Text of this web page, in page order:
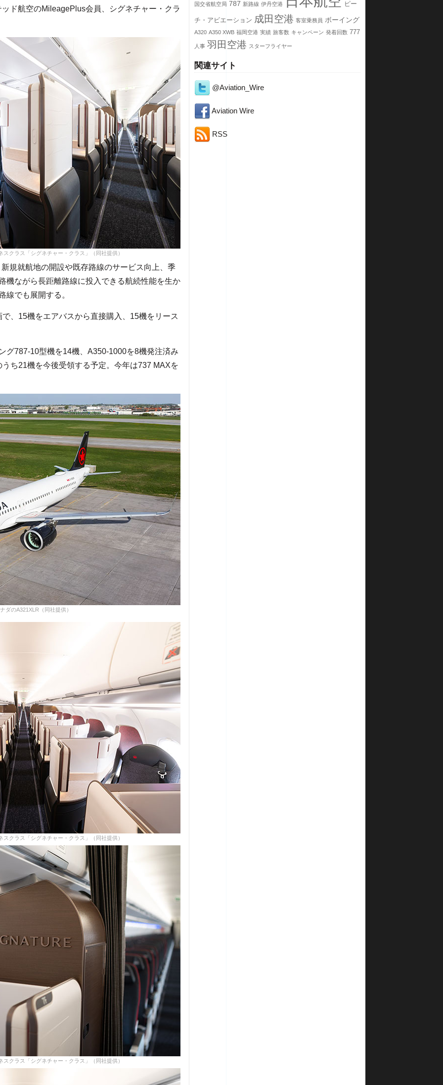
国交省航空局 787 新路線 伊丹空港 ピー
チ・アビエーション 成田空港 客室乗務員 ボーイング
A320 A350 XWB 福岡空港 実績 旅客数 キャンペーン 発着回数 777
人事 羽田空港 スターフライヤー
関連サイト
@Aviation_Wire
Aviation Wire
RSS
ド航空のMileagePlus会員、シグネチャー・クラ
スクラス「シグネチャー・クラス」（同社提供）
就航地の開設や既存路線のサービス向上、季
機ながら長距離路線に投入できる航続性能を生か
線でも展開する。
、15機をエアバスから直接購入、15機をリース
787-10型機を14機、A350-1000を8機発注済み
ち21機を今後受領する予定。今年は737 MAXを
ダのA321XLR（同社提供）
スクラス「シグネチャー・クラス」（同社提供）
スクラス「シグネチャー・クラス」（同社提供）